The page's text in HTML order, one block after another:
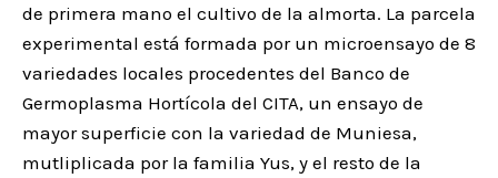
de primera mano el cultivo de la almorta. La parcela
experimental está formada por un microensayo de 8
variedades locales procedentes del Banco de
Germoplasma Hortícola del CITA, un ensayo de
mayor superficie con la variedad de Muniesa,
mutliplicada por la familia Yus, y el resto de la